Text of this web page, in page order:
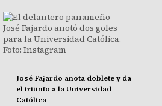
José Fajardo anota doblete y da
el triunfo a la Universidad
Católica